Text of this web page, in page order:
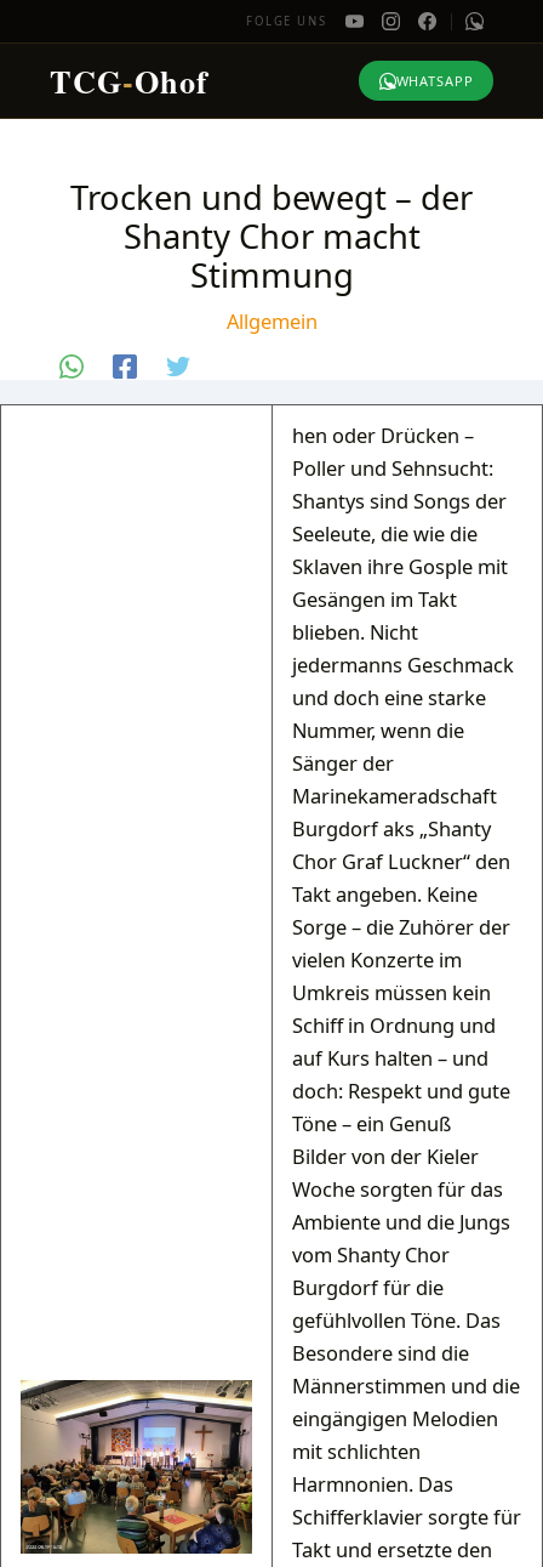
FOLGE UNS
TCG-Ohof WHATSAPP
Trocken und bewegt – der
Shanty Chor macht
Stimmung
Allgemein
hen oder Drücken –
Poller und Sehnsucht:
Shantys sind Songs der
Seeleute, die wie die
Sklaven ihre Gosple mit
Gesängen im Takt
blieben. Nicht
jedermanns Geschmack
und doch eine starke
Nummer, wenn die
Sänger der
Marinekameradschaft
Burgdorf aks „Shanty
Chor Graf Luckner“ den
Takt angeben. Keine
Sorge – die Zuhörer der
vielen Konzerte im
Umkreis müssen kein
Schiff in Ordnung und
auf Kurs halten – und
doch: Respekt und gute
Töne – ein Genuß
Bilder von der Kieler
Woche sorgten für das
Ambiente und die Jungs
vom Shanty Chor
Burgdorf für die
gefühlvollen Töne. Das
Besondere sind die
Männerstimmen und die
eingängigen Melodien
mit schlichten
Harmnonien. Das
Schifferklavier sorgte für
Takt und ersetzte den